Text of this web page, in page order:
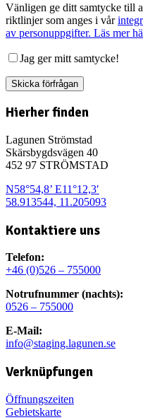
Vänligen ge ditt samtycke till
riktlinjer som anges i vår
av personuppgifter. Läs mer
Jag ger mitt samtycke!
Hierher finden
Lagunen Strömstad
Skärsbygdsvägen 40
452 97 STRÖMSTAD
N58°54,8’ E11°12,3′
58.913544, 11.205093
Kontaktiere uns
Telefon:
+46 (0)526 – 755000
Notrufnummer (nachts):
0526 – 755000
E-Mail:
info@staging.lagunen.se
Verknüpfungen
Öffnungszeiten
Gebietskarte